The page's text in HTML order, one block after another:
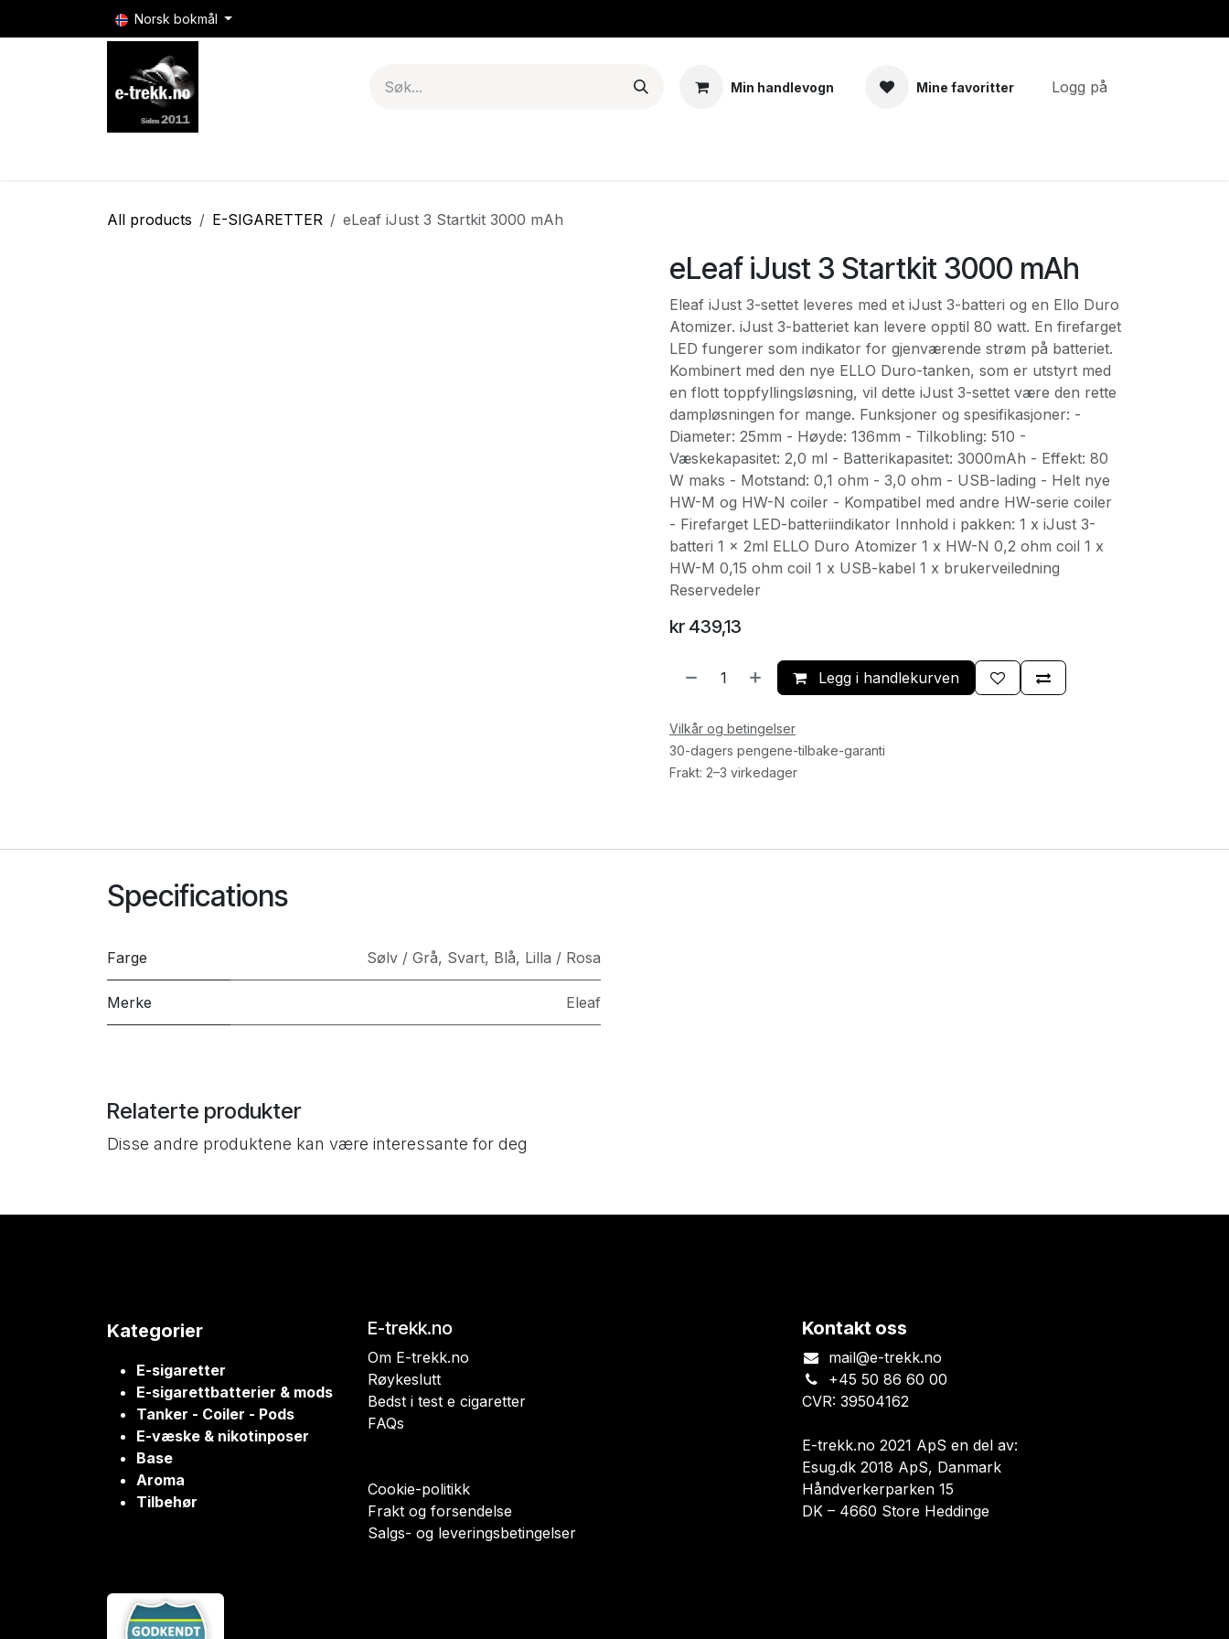
Norsk bokmål
Min handlevogn Mine favoritter Logg på
All products E-SIGARETTER eLeaf iJust 3 Startkit 3000 mAh
eLeaf iJust 3 Startkit 3000 mAh
Eleaf iJust 3-settet leveres med et iJust 3-batteri og en Ello Duro
Atomizer. iJust 3-batteriet kan levere opptil 80 watt. En firefarget
LED fungerer som indikator for gjenværende strøm på batteriet.
Kombinert med den nye ELLO Duro-tanken, som er utstyrt med
en flott toppfyllingsløsning, vil dette iJust 3-settet være den rette
dampløsningen for mange. Funksjoner og spesifikasjoner: -
Diameter: 25mm - Høyde: 136mm - Tilkobling: 510 -
Væskekapasitet: 2,0 ml - Batterikapasitet: 3000mAh - Effekt: 80
W maks - Motstand: 0,1 ohm - 3,0 ohm - USB-lading - Helt nye
HW-M og HW-N coiler - Kompatibel med andre HW-serie coiler
- Firefarget LED-batteriindikator Innhold i pakken: 1 x iJust 3-
batteri 1 x 2ml ELLO Duro Atomizer 1 x HW-N 0,2 ohm coil 1 x
HW-M 0,15 ohm coil 1 x USB-kabel 1 x brukerveiledning
Reservedeler
kr 439,13
Legg i handlekurven
Vilkår og betingelser
30-dagers pengene-tilbake-garanti
Frakt: 2–3 virkedager
Specifications
Farge Sølv / Grå, Svart, Blå, Lilla / Rosa
Merke Eleaf
Relaterte produkter
Disse andre produktene kan være interessante for deg
Kategorier
E-sigaretter
E-sigarettbatterier & mods
Tanker - Coiler - Pods
E-væske & nikotinposer
Base
Aroma
Tilbehør
E-trekk.no
Om E-trekk.no
Røykeslutt
Bedst i test e cigaretter
FAQs
Cookie-politikk
Frakt og forsendelse
Salgs- og leveringsbetingelser
Kontakt oss
mail@e-trekk.no
+45 50 86 60 00
CVR: 39504162
E-trekk.no 2021 ApS en del av:
Esug.dk 2018 ApS, Danmark
Håndverkerparken 15
DK – 4660 Store Heddinge